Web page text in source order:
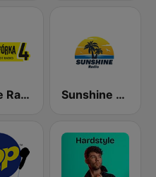
Polskie Radio Czwórka Sunshine Radio